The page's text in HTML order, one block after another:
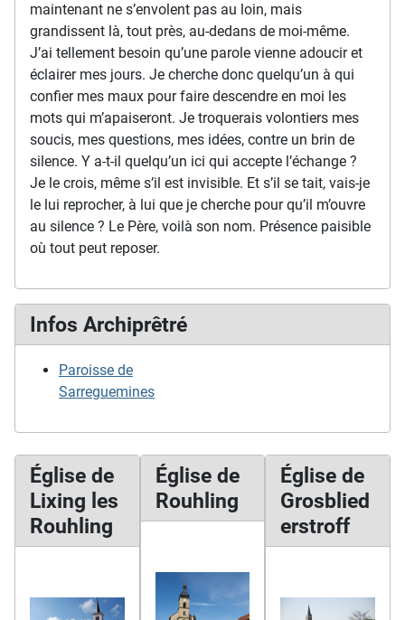
maintenant ne s’envolent pas au loin, mais
grandissent là, tout près, au-dedans de moi-même.
J’ai tellement besoin qu’une parole vienne adoucir et
éclairer mes jours. Je cherche donc quelqu’un à qui
confier mes maux pour faire descendre en moi les
mots qui m’apaiseront. Je troquerais volontiers mes
soucis, mes questions, mes idées, contre un brin de
silence. Y a-t-il quelqu’un ici qui accepte l’échange ?
Je le crois, même s’il est invisible. Et s’il se tait, vais-je
le lui reprocher, à lui que je cherche pour qu’il m’ouvre
au silence ? Le Père, voilà son nom. Présence paisible
où tout peut reposer.
Infos Archiprêtré
Paroisse de
Sarreguemines
Église de
Lixing les
Rouhling
Église de
Rouhling
Église de
Grosblied
erstroff